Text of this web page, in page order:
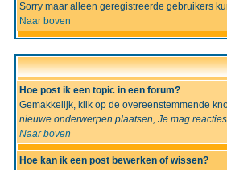
Sorry maar alleen geregistreerde gebruikers
Naar boven
Hoe post ik een topic in een forum?
Gemakkelijk, klik op de overeenstemmende
nieuwe onderwerpen plaatsen, Je mag
Naar boven
Hoe kan ik een post bewerken of wissen?